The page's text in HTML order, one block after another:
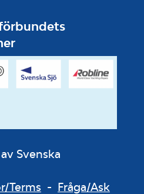
Svenska
Terms - Fråga/Ask